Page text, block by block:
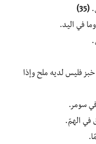
(35)
فليس لديه ملح وإذا